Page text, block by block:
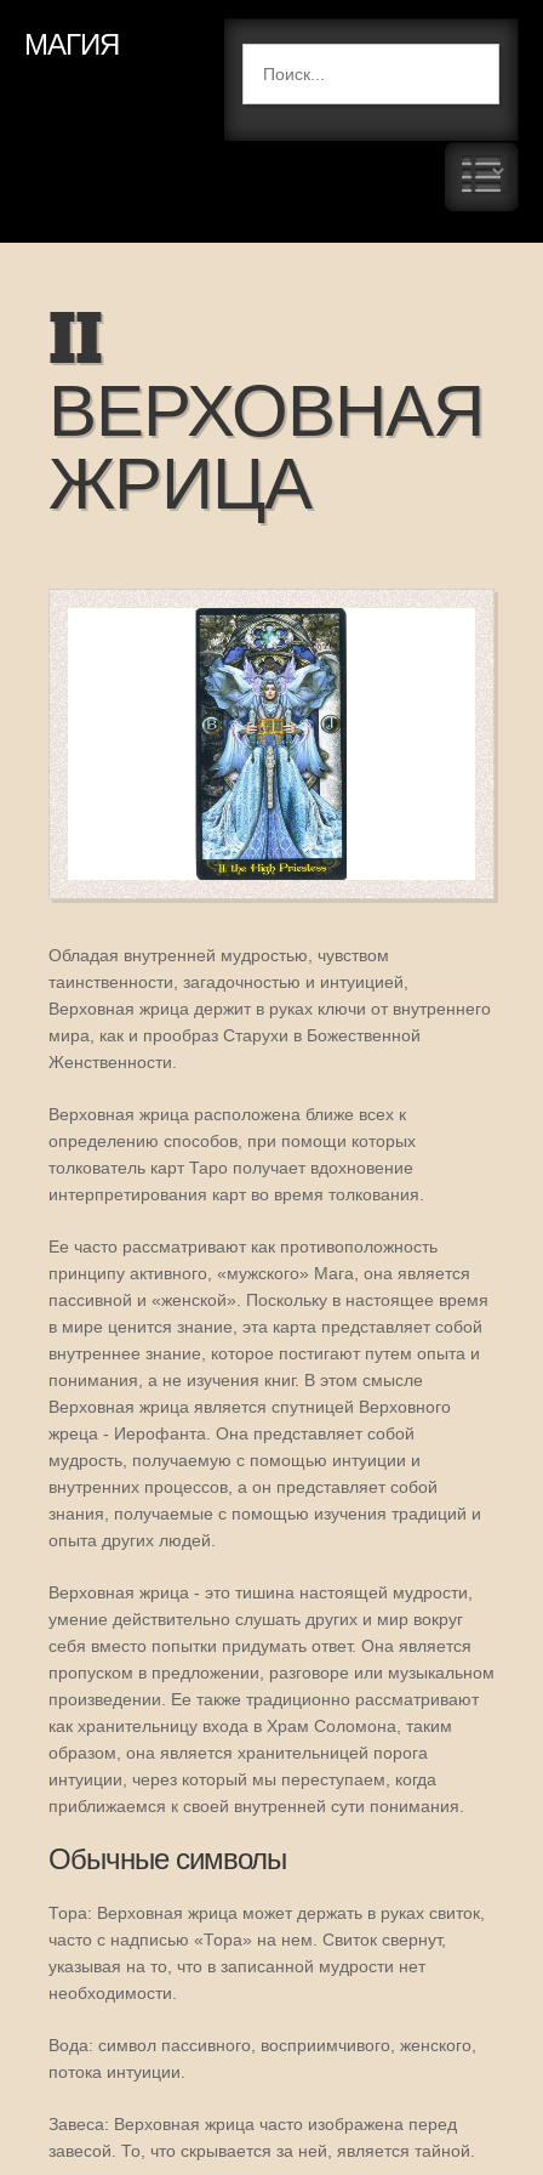
МАГИЯ
II
ВЕРХОВНАЯ
ЖРИЦА
Обладая внутренней мудростью, чувством
таинственности, загадочностью и интуицией,
Верховная жрица держит в руках ключи от внутреннего
мира, как и прообраз Старухи в Божественной
Женственности.
Верховная жрица расположена ближе всех к
определению способов, при помощи которых
толкователь карт Таро получает вдохновение
интерпретирования карт во время толкования.
Ее часто рассматривают как противоположность
принципу активного, «мужского» Мага, она является
пассивной и «женской». Поскольку в настоящее время
в мире ценится знание, эта карта представляет собой
внутреннее знание, которое постигают путем опыта и
понимания, а не изучения книг. В этом смысле
Верховная жрица является спутницей Верховного
жреца - Иерофанта. Она представляет собой
мудрость, получаемую с помощью интуиции и
внутренних процессов, а он представляет собой
знания, получаемые с помощью изучения традиций и
опыта других людей.
Верховная жрица - это тишина настоящей мудрости,
умение действительно слушать других и мир вокруг
себя вместо попытки придумать ответ. Она является
пропуском в предложении, разговоре или музыкальном
произведении. Ее также традиционно рассматривают
как хранительницу входа в Храм Соломона, таким
образом, она является хранительницей порога
интуиции, через который мы переступаем, когда
приближаемся к своей внутренней сути понимания.
Обычные символы
Тора: Верховная жрица может держать в руках свиток,
часто с надписью «Тора» на нем. Свиток свернут,
указывая на то, что в записанной мудрости нет
необходимости.
Вода: символ пассивного, восприимчивого, женского,
потока интуиции.
Завеса: Верховная жрица часто изображена перед
завесой. То, что скрывается за ней, является тайной.